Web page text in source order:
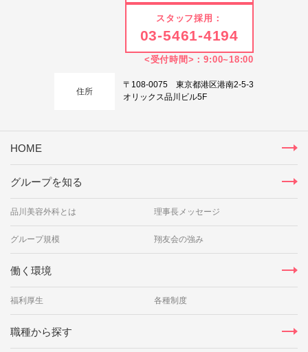
スタッフ採用：
03-5461-4194
<受付時間>：9:00~18:00
住所
〒108-0075 東京都港区港南2-5-3
オリックス品川ビル5F
HOME
グループを知る
品川美容外科とは 理事長メッセージ
グループ規模 翔友会の強み
働く環境
福利厚生 各種制度
職種から探す